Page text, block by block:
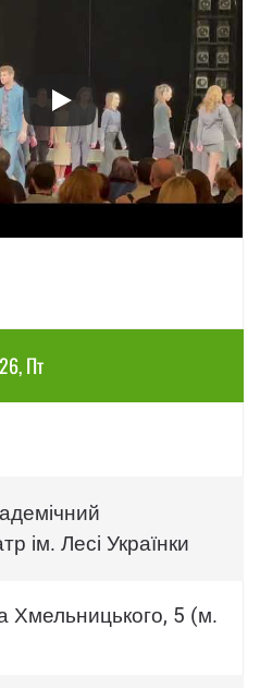
Пт
ім. Лесі Українки
Хмельницького, 5 (м.